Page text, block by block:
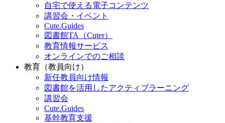
自宅で使える電子コンテンツ
講習会・イベント
Cute.Guides
図書館TA（Cuter）
教育情報サービス
オンラインでのご相談
教育（教員向け）
新任教員向け情報
図書館を活用したアクティブラーニング
講習会
Cute.Guides
基幹教育支援